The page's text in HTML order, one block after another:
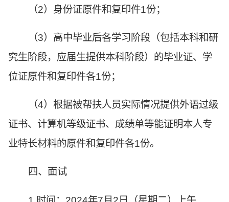
（2）身份证原件和复印件1份；
（3）高中毕业后各学习阶段（包括本科和研
究生阶段，应届生提供本科阶段）的毕业证、学
位证原件和复印件各1份；
（4）根据被帮扶人员实际情况提供外语过级
证书、计算机等级证书、成绩单等能证明本人专
业特长材料的原件和复印件各1份。
四、面试